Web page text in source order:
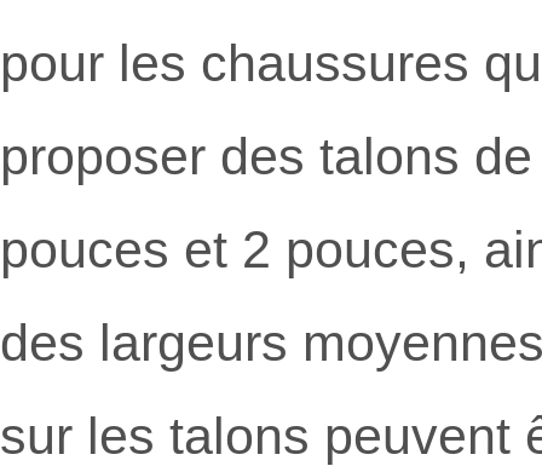
pour les chaussures
proposer des talons
pouces et 2 pouces,
des largeurs
sur les talons peuvent